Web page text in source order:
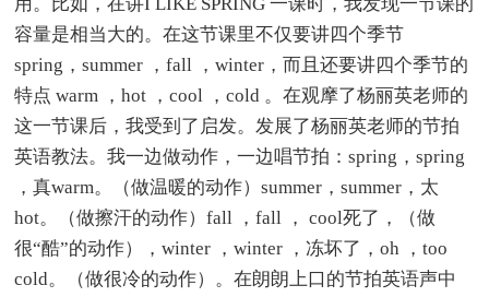
容量是相当大的。在这节课里不仅要讲四个季节
spring，summer ，fall ，winter，而且还要讲四个季节的
特点 warm ，hot ，cool ，cold 。在观摩了杨丽英老师的
这一节课后，我受到了启发。发展了杨丽英老师的节拍
英语教法。我一边做动作，一边唱节拍：spring，spring
，真warm。（做温暖的动作）summer，summer，太
hot。（做擦汗的动作）fall ，fall ， cool死了，（做
很“酷”的动作），winter ，winter ，冻坏了，oh ，too
cold。（做很冷的动作）。在朗朗上口的节拍英语声中